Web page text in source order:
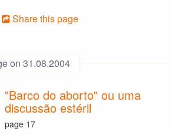
Share this page
on 31.08.2004
"Barco do aborto" ou uma
discussão estéril
page 17